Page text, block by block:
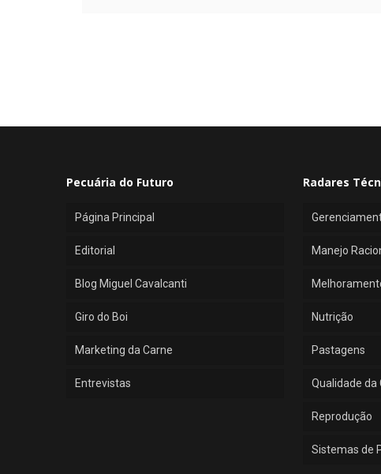
Pecuária do Futuro
Página Principal
Editorial
Blog Miguel Cavalcanti
Giro do Boi
Marketing da Carne
Entrevistas
Radares
Manejo
Nutrição
Pastagens
Qualidade da
Reprodução
Sistemas de